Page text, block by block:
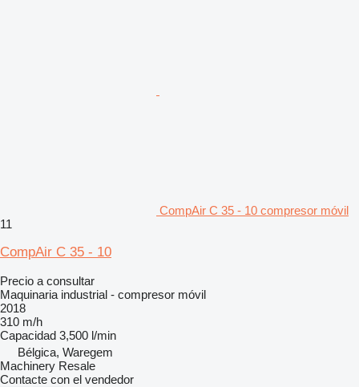
CompAir C 35 - 10 compresor móvil
11
CompAir C 35 - 10
Precio a consultar
Maquinaria industrial - compresor móvil
2018
310 m/h
Capacidad 3,500 l/min
Bélgica, Waregem
Machinery Resale
Contacte con el vendedor